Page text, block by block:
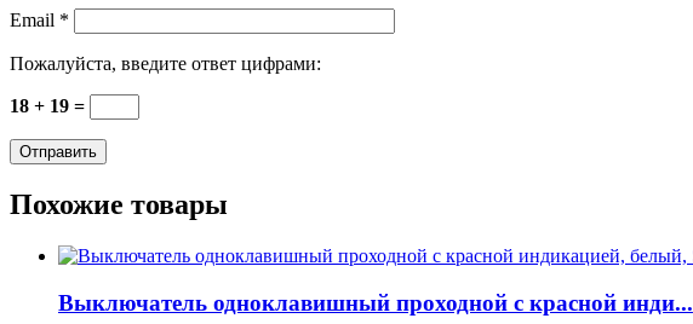
Email *
Пожалуйста, введите ответ цифрами:
18 + 19 =
Похожие товары
Выключатель одноклавишный проходной с красной инди...